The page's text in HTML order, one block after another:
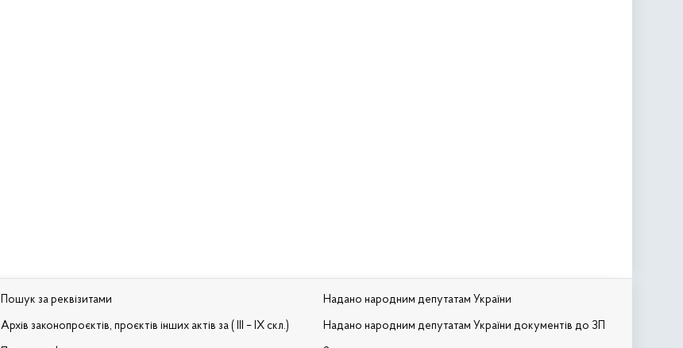
Пошук за реквізитами
Архів законопроєктів, проєктів інших актів за ( III – IX скл.)
Надано народним депутатам України
Надано народним депутатам України документів до ЗП